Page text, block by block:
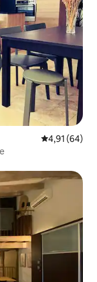
Évaluation
4,91 (64)